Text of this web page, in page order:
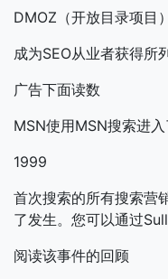
DMOZ（开放目录项目）
成为SEO从业者获得所
广告下面读数
MSN使用MSN搜索进
1999
首次搜索的所有搜索营
了发生。您可以通过
阅读该事件的回顾